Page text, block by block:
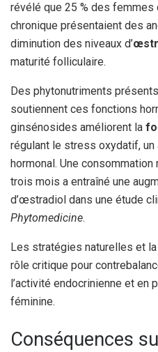
révélé que 25 % des
chronique présentaient des
diminution des niveaux d’
maturité folliculaire.
Des phytonutriments
soutiennent ces fonctions
ginsénosides améliorent la
régulant le stress oxydatif,
hormonal. Une
trois mois a entraîné une
d’œstradiol dans une étude
Phytomedicine.
Les stratégies naturelles et
rôle critique pour
l’activité endocrinienne et en
féminine.
Conséquences